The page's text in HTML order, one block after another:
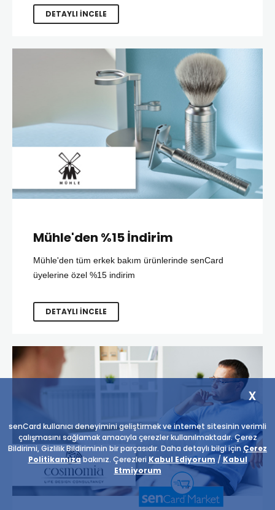
DETAYLI İNCELE
Mühle'den %15 İndirim
Mühle'den tüm erkek bakım ürünlerinde senCard
üyelerine özel %15 indirim
DETAYLI İNCELE
senCard kullanıcı deneyimini geliştirmek ve internet sitesinin verimli
çalışmasını sağlamak amacıyla çerezler kullanılmaktadır. Çerez
Bildirimi, Gizlilik Bildiriminin bir parçasıdır. Daha detaylı bilgi için Çerez
Politikamızabakınız. Çerezleri Kabul Ediyorum / Kabul
Etmiyorum
x